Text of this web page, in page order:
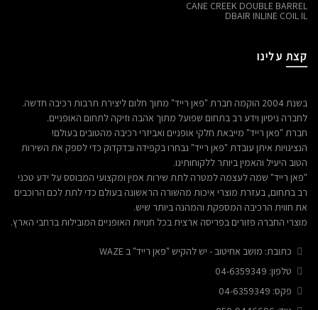
CANE CREEK DOUBLE BARREL
DBAIR INLINE COIL IL
קצת עלינו
בשנת 2004 הוקמה חברת "פאן רייד" מתוך חלום ליצירת תרבות רכיבה חדשה.
לחברה ניסיון וידע רב בתחום שפועל מתוך אהבה וזיקה לתחום האופניים.
חברת "פאן רייד" מייבאת חלקי אופניים ואביזרי רכיבה מהטובים בעולם!
הנציגויות איתן עובדת "פאן רייד" נבחרו בקפידה ובדקדוק כדי לספק את השירות
הטוב היעיל והאמין ביותר ללקוחותינו.
"פאן רייד" שמה לעצמה למטרה לתת שירות אמין ומקצועי המבוסס על ידע טכני
רב בתחום, בעזרת מוצרי איכות מהשורה הראשונה בעולם כדי לתת לכם הרוכבים
את חווית הרכיבה המספקת והמהנה ביותר שיש.
מוצרי החברה פזורים בפריסה ארצית בכל חנויות האופניים המובילות ברחבי הארץ.
כתובת: מושב אחיטוב - יש להקיש "פאן רייד" ב WAZE
טלפון: 04-6359349
פקס: 04-6359349